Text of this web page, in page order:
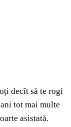
decît să te rogi
tot mai multe
asistată.